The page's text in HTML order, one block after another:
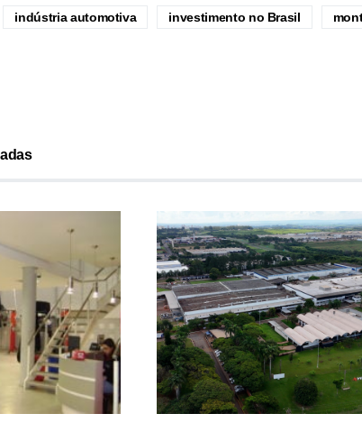
indústria automotiva investimento no Brasil